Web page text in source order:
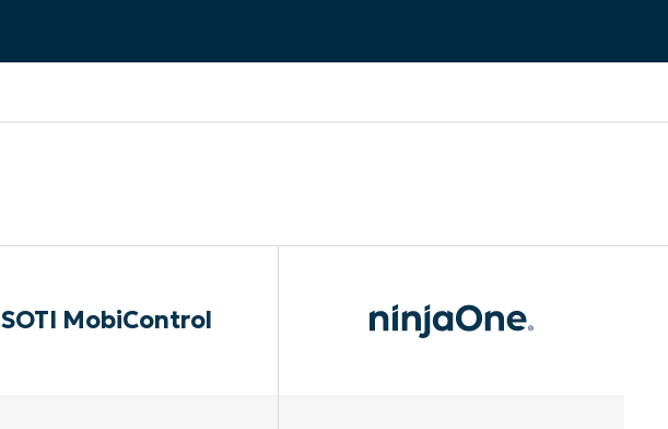
SOTI MobiControl